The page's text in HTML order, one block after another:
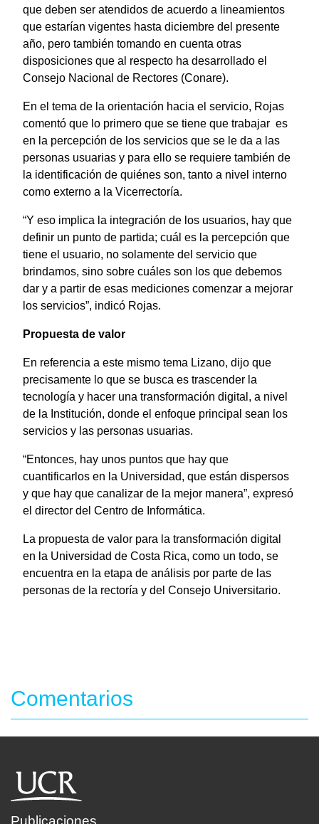
que deben ser atendidos de acuerdo a lineamientos
que estarían vigentes hasta diciembre del presente
año, pero también tomando en cuenta otras
disposiciones que al respecto ha desarrollado el
Consejo Nacional de Rectores (Conare).
En el tema de la orientación hacia el servicio, Rojas
comentó que lo primero que se tiene que trabajar es
en la percepción de los servicios que se le da a las
personas usuarias y para ello se requiere también de
la identificación de quiénes son, tanto a nivel interno
como externo a la Vicerrectoría.
“Y eso implica la integración de los usuarios, hay que
definir un punto de partida; cuál es la percepción que
tiene el usuario, no solamente del servicio que
brindamos, sino sobre cuáles son los que debemos
dar y a partir de esas mediciones comenzar a mejorar
los servicios”, indicó Rojas.
Propuesta de valor
En referencia a este mismo tema Lizano, dijo que
precisamente lo que se busca es trascender la
tecnología y hacer una transformación digital, a nivel
de la Institución, donde el enfoque principal sean los
servicios y las personas usuarias.
“Entonces, hay unos puntos que hay que
cuantificarlos en la Universidad, que están dispersos
y que hay que canalizar de la mejor manera”, expresó
el director del Centro de Informática.
La propuesta de valor para la transformación digital
en la Universidad de Costa Rica, como un todo, se
encuentra en la etapa de análisis por parte de las
personas de la rectoría y del Consejo Universitario.
Comentarios
Publicaciones